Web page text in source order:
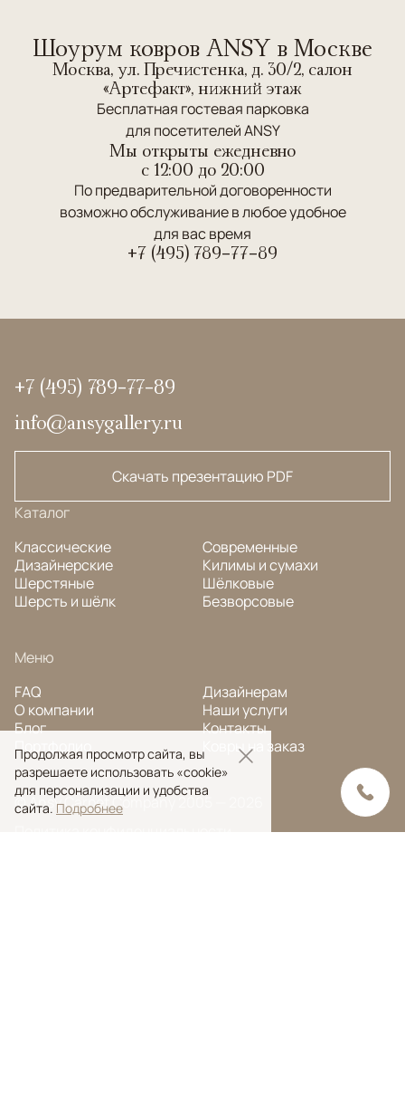
Шоурум ковров ANSY в Москве
Москва, ул. Пречистенка, д. 30/2, салон
«Артефакт», нижний этаж
Бесплатная гостевая парковка
для посетителей ANSY
Мы открыты ежедневно
c 12:00 до 20:00
По предварительной договоренности
возможно обслуживание в любое удобное
для вас время
+7 (495) 789-77-89
+7 (495) 789-77-89
info@ansygallery.ru
Скачать презентацию PDF
Каталог
Классические
Дизайнерские
Шерстяные
Шерсть и шёлк
Современные
Килимы и сумахи
Шёлковые
Безворсовые
Меню
FAQ
О компании
Блог
Портфолио
Дизайнерам
Наши услуги
Контакты
Ковры на заказ
© Ansy Carpet Company 2005 — 2026
Продолжая просмотр сайта, вы
разрешаете использовать «cookie»
для персонализации и удобства
сайта. Подробнее